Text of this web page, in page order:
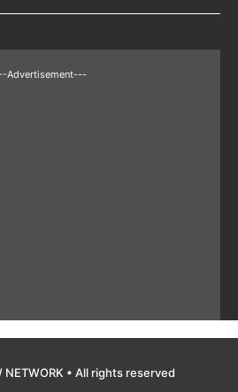
Advertisement---
NETWORK • All rights reserved